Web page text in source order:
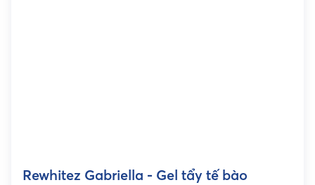
Rewhitez Gabriella - Gel tẩy tế bào